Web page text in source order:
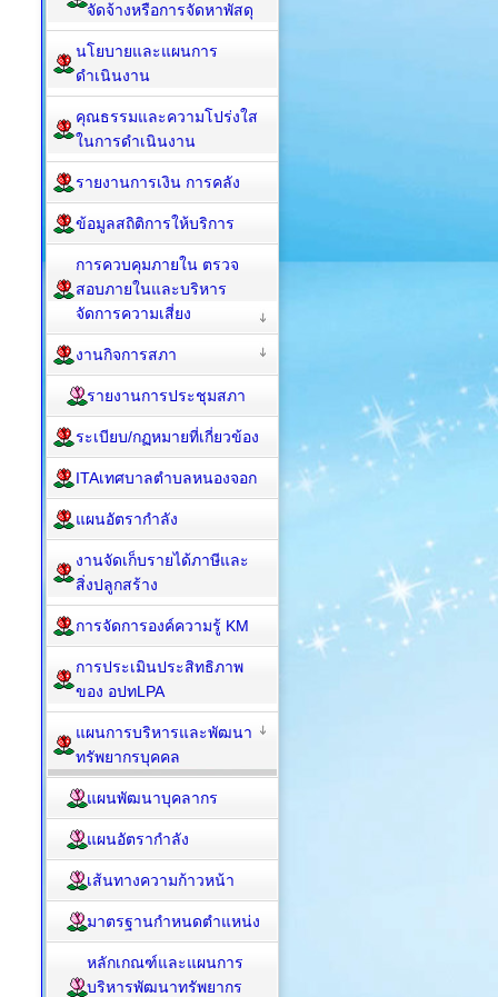
จัดจ้างหรือการจัดหาพัสดุ
นโยบายและแผนการ
ดำเนินงาน
คุณธรรมและความโปร่งใส
ในการดำเนินงาน
รายงานการเงิน การคลัง
ข้อมูลสถิติการให้บริการ
การควบคุมภายใน ตรวจ
สอบภายในและบริหาร
จัดการความเสี่ยง
งานกิจการสภา
รายงานการประชุมสภา
ระเบียบ/กฏหมายที่เกี่ยวข้อง
ITAเทศบาลตำบลหนองจอก
แผนอัตรากำลัง
งานจัดเก็บรายได้ภาษีและ
สิ่งปลูกสร้าง
การจัดการองค์ความรู้ KM
การประเมินประสิทธิภาพ
ของ อปทLPA
แผนการบริหารและพัฒนา
ทรัพยากรบุคคล
แผนพัฒนาบุคลากร
แผนอัตรากำลัง
เส้นทางความก้าวหน้า
มาตรฐานกำหนดตำแหน่ง
หลักเกณฑ์และแผนการ
บริหารพัฒนาทรัพยากร